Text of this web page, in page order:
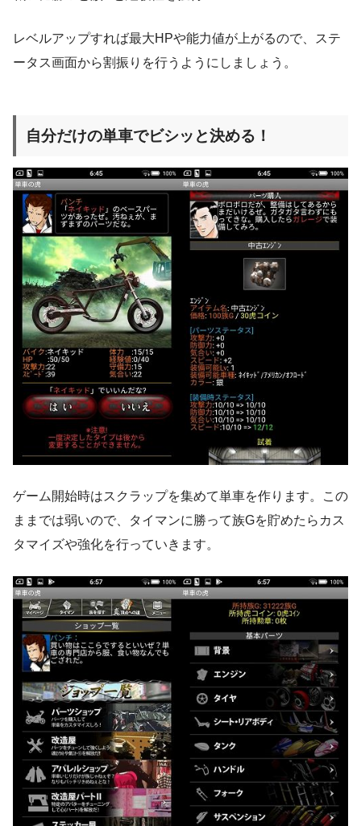
レベルアップすれば最大HPや能力値が上がるので、ステ
ータス画面から割振りを行うようにしましょう。
自分だけの単車でビシッと決める！
ゲーム開始時はスクラップを集めて単車を作ります。この
ままでは弱いので、タイマンに勝って族Gを貯めたらカス
タマイズや強化を行っていきます。